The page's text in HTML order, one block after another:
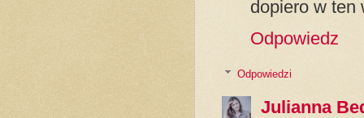
dopiero w ten
Odpowiedz
Odpowiedzi
Julianna